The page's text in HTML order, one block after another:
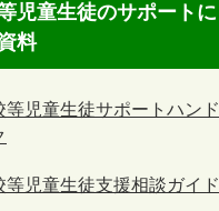
児童生徒のサポートに
料
等児童生徒サポートハンド
等児童生徒支援相談ガイド